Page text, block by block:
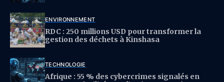
ENVIRONNEMENT
RDC : 250 millions USD pour transformer la
gestion des déchets à Kinshasa
TECHNOLOGIE
Afrique : 55 % des cybercrimes signalés en